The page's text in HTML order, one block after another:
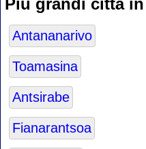
Più grandi città
Antananarivo
Toamasina
Antsirabe
Fianarantsoa